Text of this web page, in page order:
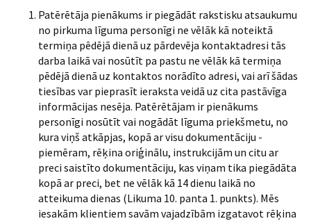
Patērētāja pienākums ir piegādāt rakstisku atsaukumu
no pirkuma līguma personīgi ne vēlāk kā noteiktā
termiņa pēdējā dienā uz pārdevēja kontaktadresi tās
darba laikā vai nosūtīt pa pastu ne vēlāk kā termiņa
pēdējā dienā uz kontaktos norādīto adresi, vai arī šādas
tiesības var pieprasīt ieraksta veidā uz cita pastāvīga
informācijas nesēja. Patērētājam ir pienākums
personīgi nosūtīt vai nogādāt līguma priekšmetu, no
kura viņš atkāpjas, kopā ar visu dokumentāciju -
piemēram, rēķina oriģinālu, instrukcijām un citu ar
preci saistīto dokumentāciju, kas viņam tika piegādāta
kopā ar preci, bet ne vēlāk kā 14 dienu laikā no
atteikuma dienas (Likuma 10. panta 1. punkts). Mēs
iesakām klientiem savām vajadzībām izgatavot rēķina